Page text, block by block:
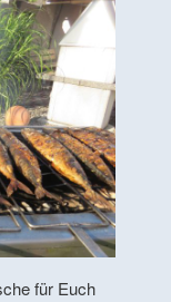
für Euch